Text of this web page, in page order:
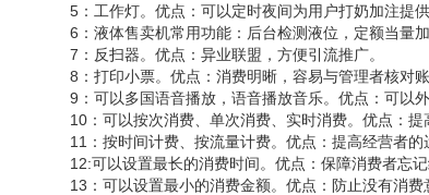
5：工作灯。优点：可以定时夜间为用户打奶加注提
6：液体售卖机常用功能：后台检测液位，定额当量加
7：反扫器。优点：异业联盟，方便引流推广。
8：打印小票。优点：消费明晰，容易与管理者核对账
9：可以多国语音播放，语音播放音乐。优点：可以
10：可以按次消费、单次消费、实时消费。优点：提
11：按时间计费、按流量计费。优点：提高经营者的
12:可以设置最长的消费时间。优点：保障消费者忘记
13：可以设置最小的消费金额。优点：防止没有消费